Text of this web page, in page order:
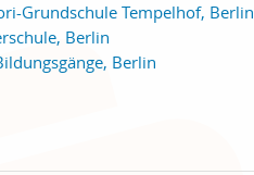
Grundschule Tempelhof, Berlin
Berlin
Berlin